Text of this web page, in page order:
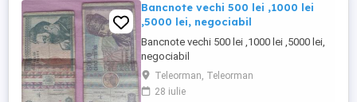
Bancnote vechi 500 lei ,1000 lei
,5000 lei, negociabil
Bancnote vechi 500 lei ,1000 lei ,5000 lei,
negociabil
Teleorman, Teleorman
28 iulie